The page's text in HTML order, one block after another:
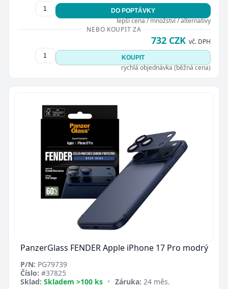
DO POPTÁVKY
lepší cena / množství / alternativy
NEBO KOUPIT ZA
732 CZK vč. DPH
KOUPIT
rychlá objednávka (běžná cena)
PanzerGlass FENDER Apple iPhone 17 Pro modrý
P/N: PG79739
Číslo: #37825
Sklad: Skladem >100 ks • Záruka: 24 měs.